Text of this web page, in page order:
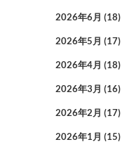
2026年6月 (18)
2026年5月 (17)
2026年4月 (18)
2026年3月 (16)
2026年2月 (17)
2026年1月 (15)